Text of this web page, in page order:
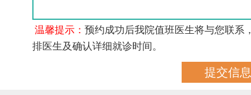
温馨提示：预约成功后我院值班医生将与您联系
排医生及确认详细就诊时间。